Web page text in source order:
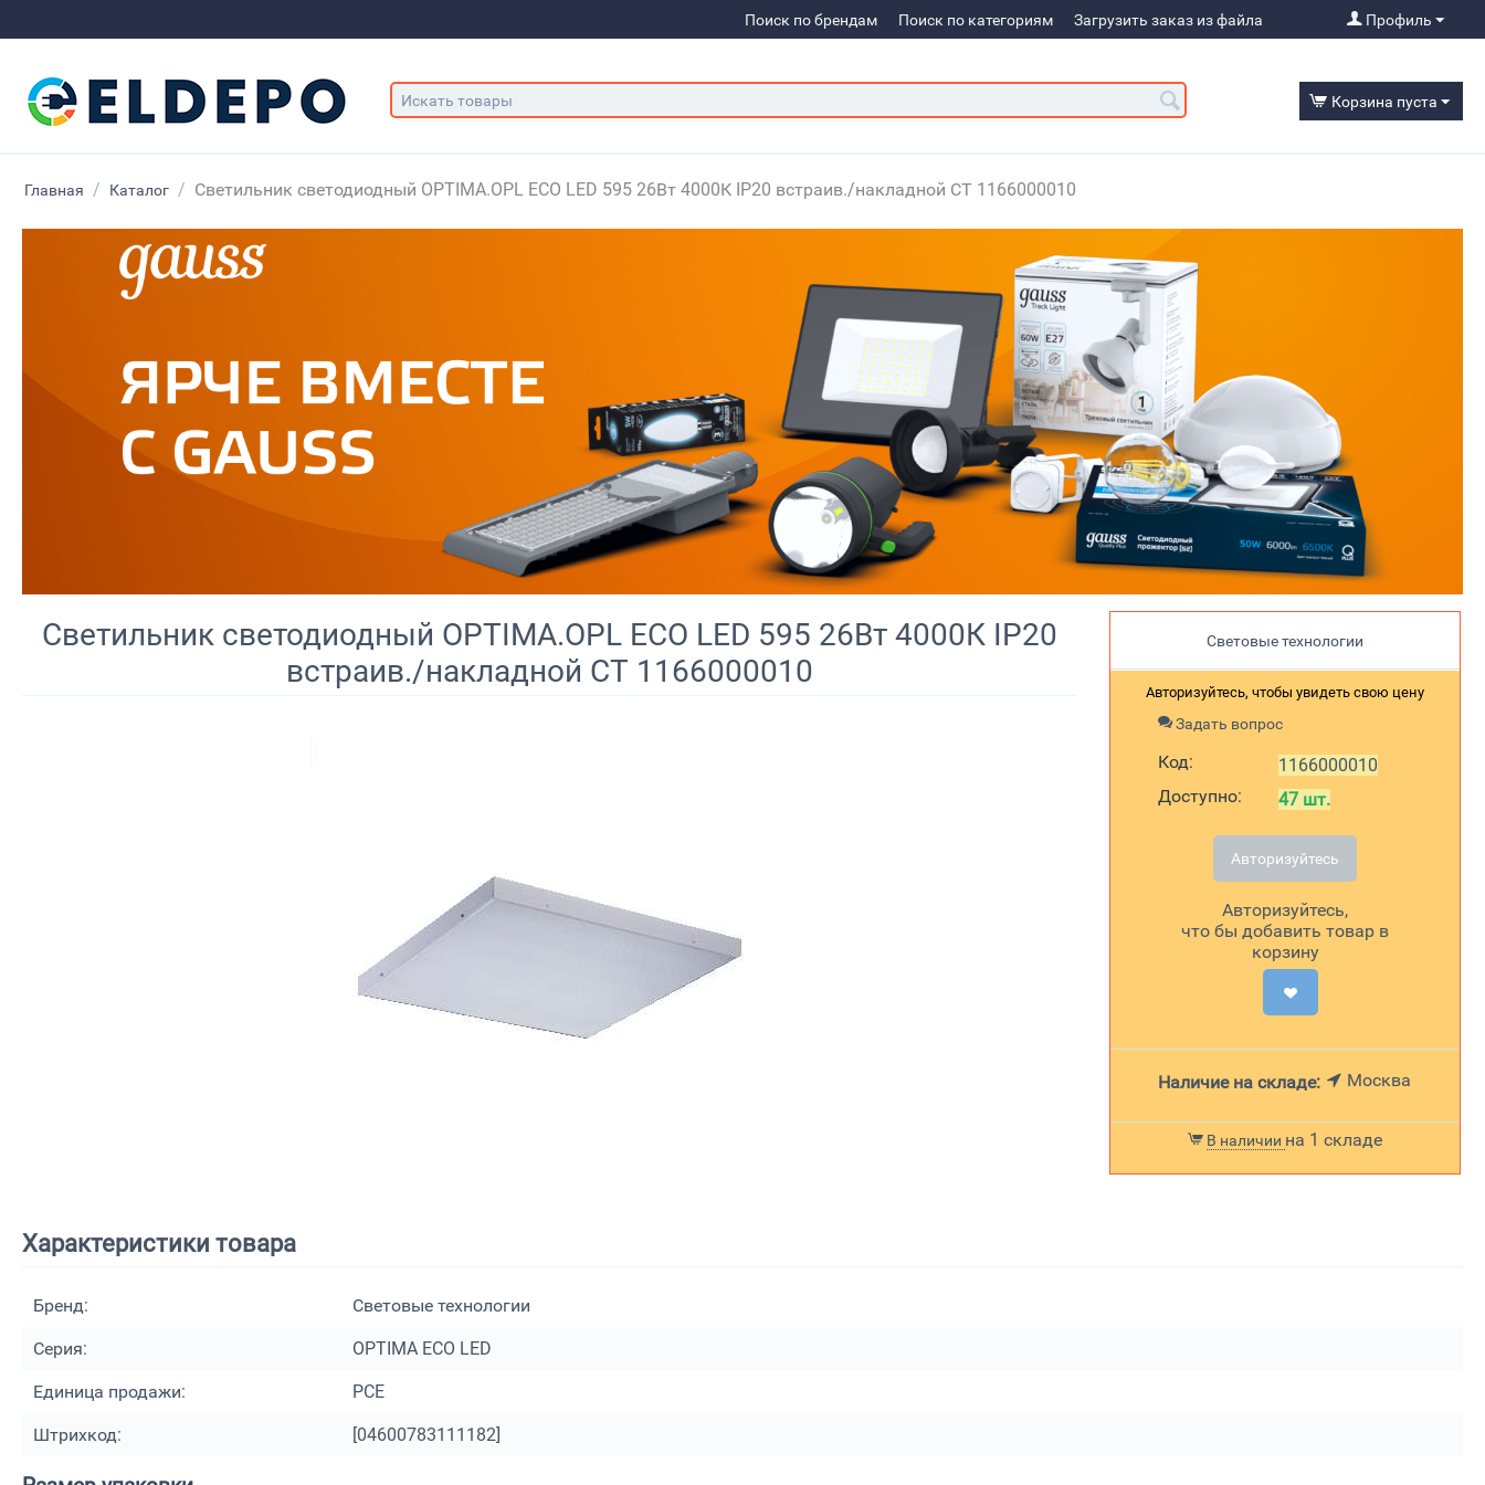
Поиск по брендам Поиск по категориям Загрузить заказ из файла Профиль
Корзина пуста
Главная / Каталог / Светильник светодиодный OPTIMA.OPL ECO LED 595 26Вт 4000К IP20 встраив./накладной СТ 1166000010
Светильник светодиодный OPTIMA.OPL ECO LED 595 26Вт 4000К IP20
встраив./накладной СТ 1166000010
Световые технологии
Авторизуйтесь, чтобы увидеть свою цену
Задать вопрос
Код:
1166000010
Доступно:
47 шт.
Авторизуйтесь
Авторизуйтесь,
что бы добавить товар в
корзину
Наличие на складе: Москва
В наличии на 1 складе
Характеристики товара
Бренд: Световые технологии
Серия: OPTIMA ECO LED
Единица продажи: PCE
Штрихкод: [04600783111182]